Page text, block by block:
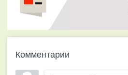
Комментарии